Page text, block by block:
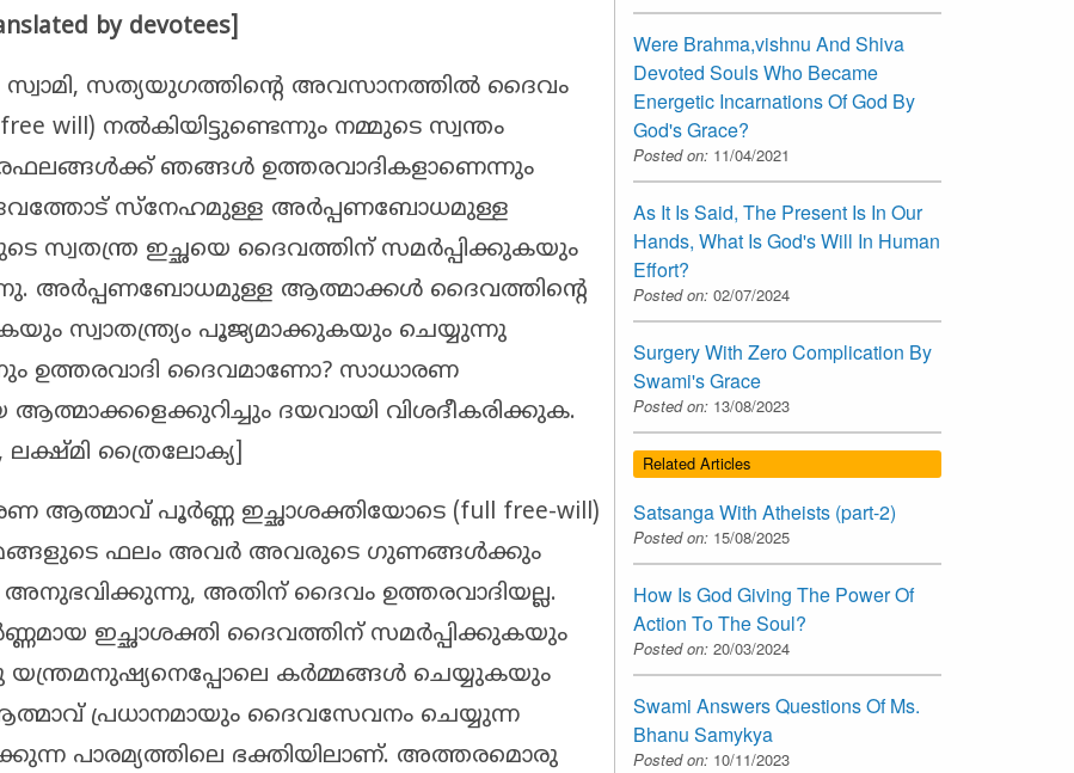
by devotees]
സ്വാമി, സത്യയുഗത്തിന്റെ അവസാനത്തിൽ ദൈവം
will) നൽകിയിട്ടുണ്ടെന്നും നമ്മുടെ സ്വന്തം
ഞങ്ങൾ ഉത്തരവാദികളാണെന്നും
സ്നേഹമുള്ള അർപ്പണബോധമുള്ള
സ്വതന്ത്ര ഇച്ഛയെ ദൈവത്തിന് സമർപ്പിക്കുകയും
അർപ്പണബോധമുള്ള ആത്മാക്കൾ ദൈവത്തിന്റെ
സ്വാതന്ത്ര്യം പൂജ്യമാക്കുകയും ചെയ്യുന്നു
ഉത്തരവാദി ദൈവമാണോ? സാധാരണ
ദയവായി വിശദീകരിക്കുക.
ലക്ഷ്മി ത്രൈലോക്യ]
ആത്മാവ് പൂർണ്ണ ഇച്ഛാശക്തിയോടെ (full free-will)
ഫലം അവർ അവരുടെ ഗുണങ്ങൾക്കും
അതിന് ദൈവം ഉത്തരവാദിയല്ല.
ഇച്ഛാശക്തി ദൈവത്തിന് സമർപ്പിക്കുകയും
കർമ്മങ്ങൾ ചെയ്യുകയും
പ്രധാനമായും ദൈവസേവനം ചെയ്യുന്ന
പാരമ്യത്തിലെ ഭക്തിയിലാണ്. അത്തരമൊരു
Were Brahma,vishnu And Shiva
Devoted Souls Who Became
Energetic Incarnations Of God By
God's Grace?
Posted on: 11/04/2021
As It Is Said, The Present Is In Our
Hands, What Is God's Will In Human
Effort?
Posted on: 02/07/2024
Surgery With Zero Complication By
Swami's Grace
Posted on: 13/08/2023
Related Articles
Satsanga With Atheists (part-2)
Posted on: 15/08/2025
How Is God Giving The Power Of
Action To The Soul?
Posted on: 20/03/2024
Swami Answers Questions Of Ms.
Bhanu Samykya
Posted on: 10/11/2023